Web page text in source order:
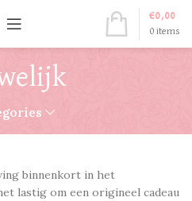
0 items
€0,00
binnenkort in het
lastig om een origineel cadeau